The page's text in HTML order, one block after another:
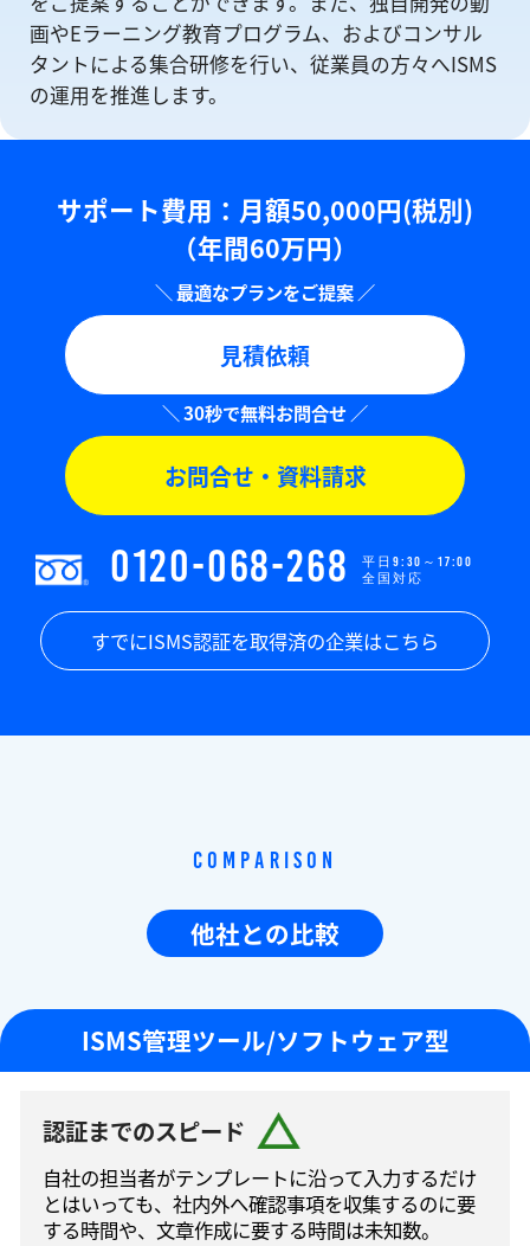
画やEラーニング教育プログラム、およびコンサル
タントによる集合研修を⾏い、従業員の方々へISMS
の運⽤を推進します。
サポート費用：⽉額50,000円(税別)
（年間60万円）
見積依頼
お問合せ・資料請求
0120-068-268
平日9:30～17:00
全国対応
すでにISMS認証を取得済の企業はこちら
Comparison
他社との比較
ISMS管理ツール/ソフトウェア型
認証までのスピード
自社の担当者がテンプレートに沿って⼊⼒するだけ
とはいっても、社内外へ確認事項を収集するのに要
する時間や、文章作成に要する時間は未知数。